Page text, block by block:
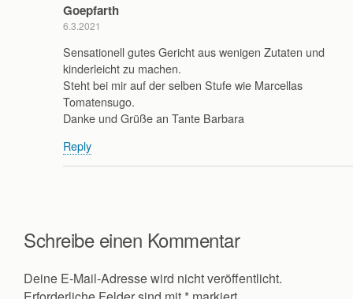
Goepfarth
6.3.2021
Sensationell gutes Gericht aus wenigen Zutaten und
kinderleicht zu machen.
Steht bei mir auf der selben Stufe wie Marcellas
Tomatensugo.
Danke und Grüße an Tante Barbara
Reply
Schreibe einen Kommentar
Deine E-Mail-Adresse wird nicht veröffentlicht.